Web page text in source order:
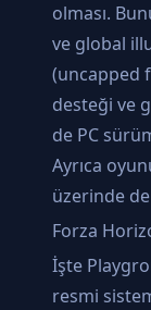
olması.
ve global
(uncapped
desteği ve
de PC
Ayrıca
üzerinde
Forza
İşte
resmi